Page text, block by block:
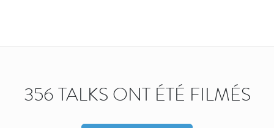
356 TALKS ONT ÉTÉ FILMÉS